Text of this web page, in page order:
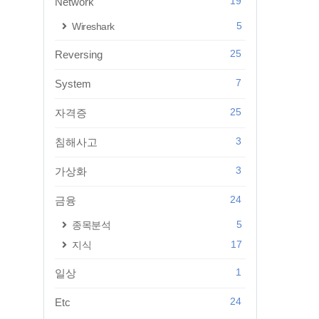
Wireshark 5
Reversing 25
System 7
자격증 25
침해사고 3
가상화 3
금융 24
종목분석
5
지식
17
일상 1
Etc 24